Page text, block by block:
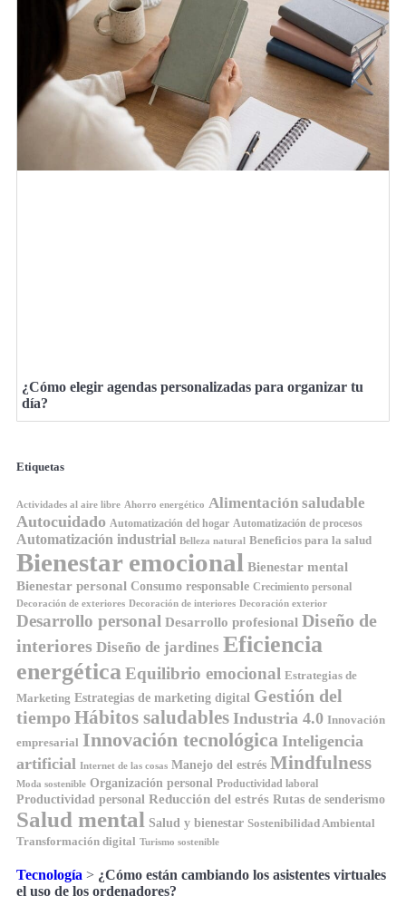
¿Cómo elegir agendas personalizadas para organizar tu
día?
Etiquetas
Actividades al aire libre Ahorro energético Alimentación saludable
Autocuidado Automatización del hogar Automatización de procesos
Automatización industrial Belleza natural Beneficios para la salud
Bienestar emocional Bienestar mental
Bienestar personal Consumo responsable Crecimiento personal
Decoración de exteriores Decoración de interiores Decoración exterior
Desarrollo personal Desarrollo profesional Diseño de
interiores Diseño de jardines Eficiencia
energéticaEquilibrio emocional Estrategias de
Marketing Estrategias de marketing digital Gestión del
tiempo Hábitos saludables Industria 4.0 Innovación
empresarial Innovación tecnológica Inteligencia
artificial Internet de las cosas Manejo del estrés Mindfulness
Moda sostenible Organización personal Productividad laboral
Productividad personal Reducción del estrés Rutas de senderismo
Salud mental Salud y bienestar Sostenibilidad Ambiental
Transformación digital Turismo sostenible
Tecnología > ¿Cómo están cambiando los asistentes virtuales
el uso de los ordenadores?